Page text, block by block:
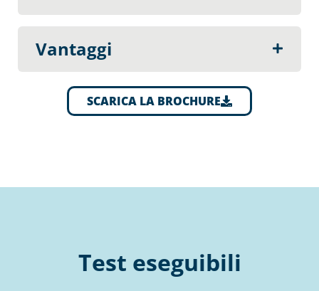
Vantaggi
SCARICA LA BROCHURE
Test eseguibili